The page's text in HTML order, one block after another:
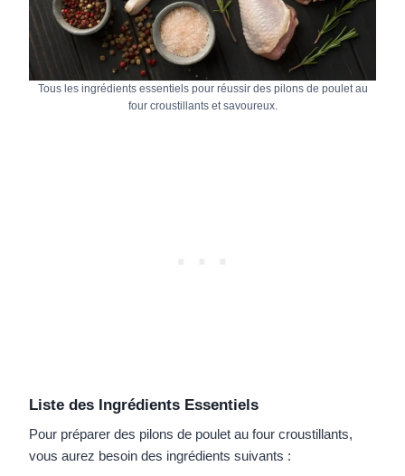
Tous les ingrédients essentiels pour réussir des pilons de poulet au
four croustillants et savoureux.
Liste des Ingrédients Essentiels
Pour préparer des pilons de poulet au four croustillants,
vous aurez besoin des ingrédients suivants :